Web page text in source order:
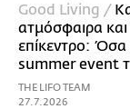
Good Living /
ατμόσφαιρα
επίκεντρο:
summer event
THE LIFO TEAM
27.7.2026